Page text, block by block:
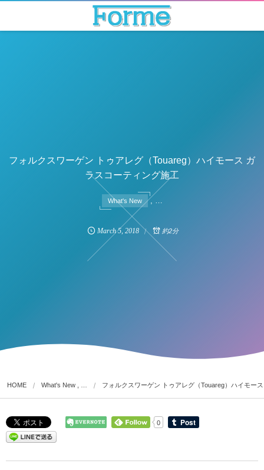
フォルクスワーゲン トゥアレグ（Touareg）ハイモース ガ
ラスコーティング施工
What's New , …
March 5, 2018 約2分
HOME What's New , … フォルクスワーゲン トゥアレグ（Touareg）ハイモー
0